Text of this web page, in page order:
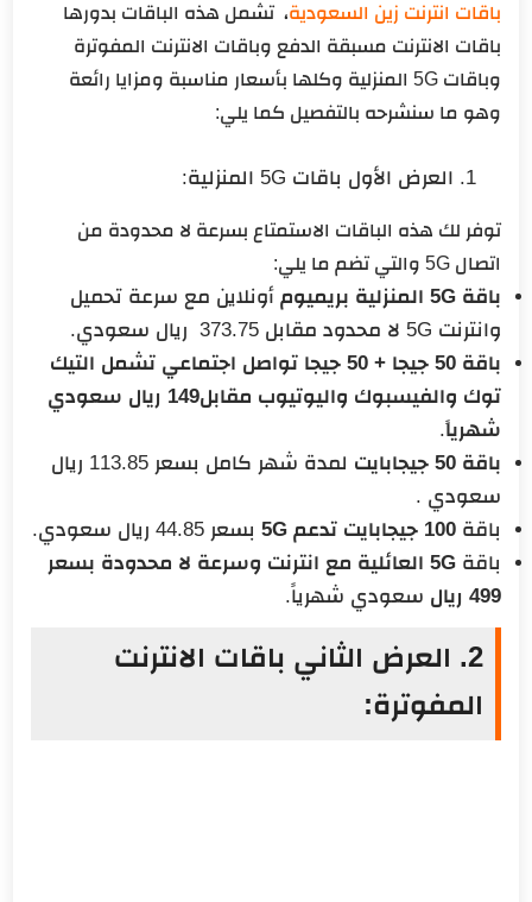
باقات انترنت زين السعودية، تشمل هذه الباقات بدورها
باقات الانترنت مسبقة الدفع وباقات الانترنت المفوترة
وباقات 5G المنزلية وكلها بأسعار مناسبة ومزايا رائعة
وهو ما سنشرحه بالتفصيل كما يلي:
العرض الأول باقات 5G المنزلية:
توفر لك هذه الباقات الاستمتاع بسرعة لا محدودة من
اتصال 5G والتي تضم ما يلي:
باقة 5G المنزلية بريميوم
أونلاين مع سرعة تحميل
وانترنت 5G لا محدود مقابل 373.75 ريال سعودي.
باقة 50 جيجا + 50 جيجا تواصل اجتماعي تشمل التيك
توك والفيسبوك واليوتيوب مقابل149 ريال سعودي
شهرياً.
باقة 50 جيجابايت
لمدة شهر كامل بسعر 113.85 ريال
سعودي .
باقة100 جيجابايت تدعم 5G
بسعر 44.85 ريال سعودي.
باقة
5G العائلية مع انترنت وسرعة لا محدودة بسعر
499 ريال
سعودي شهرياً.
2. العرض الثاني باقات الانترنت
المفوترة: